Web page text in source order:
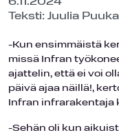
Teksti: Juulia
-Kun ensimmäistä
missä Infran
ajattelin, että ei voi
päivä ajaa näillä!,
Infran infrarakentaja
-Sehän oli kun